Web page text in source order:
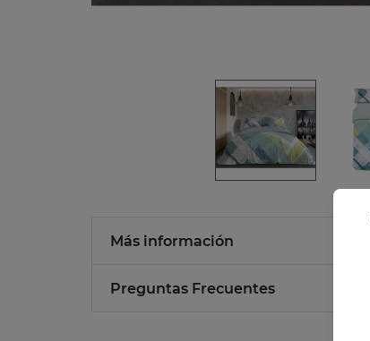
Más información
Preguntas Frecuentes